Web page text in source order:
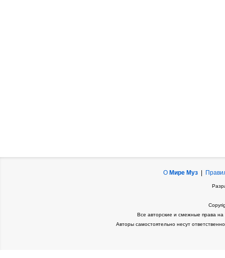
О Мире Муз|
Все авторские и смежные права
Авторы самостоятельно несут